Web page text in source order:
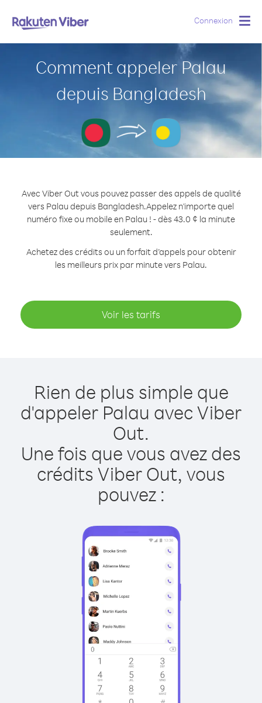
Connexion
Comment appeler Palau
depuis Bangladesh
Avec Viber Out vous pouvez passer des appels de qualité
vers Palau depuis Bangladesh.Appelez n'importe quel
numéro fixe ou mobile en Palau ! - dès 43.0 ¢ la minute
seulement.
Achetez des crédits ou un forfait d’appels pour obtenir
les meilleurs prix par minute vers Palau.
Voir les tarifs
Rien de plus simple que
d'appeler Palau avec Viber
Out.
Une fois que vous avez des
crédits Viber Out, vous
pouvez :